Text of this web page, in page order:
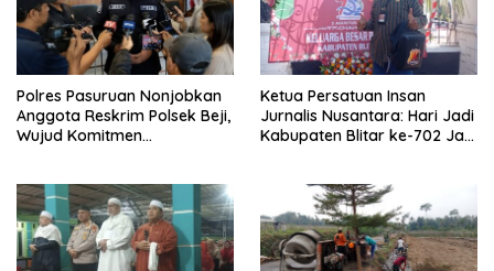
Polres Pasuruan Nonjobkan
Anggota Reskrim Polsek Beji,
Wujud Komitmen
Ketua Persatuan Insan
Jurnalis Nusantara: Hari Jadi
Kabupaten Blitar ke-702 Jadi